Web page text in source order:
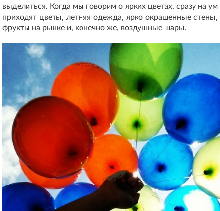
выделиться. Когда мы говорим о ярких цветах, сразу на ум
приходят цветы, летняя одежда, ярко окрашенные стены,
фрукты на рынке и, конечно же, воздушные шары.